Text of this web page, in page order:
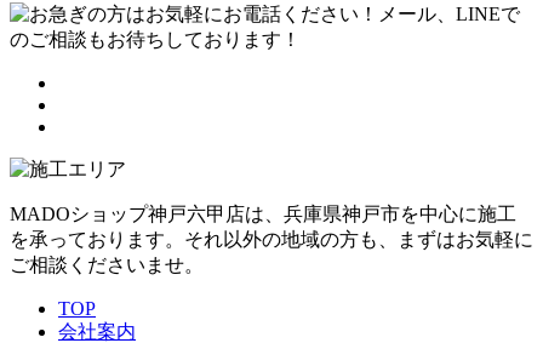
MADOショップ神戸六甲店は、兵庫県神戸市を中心に施工
を承っております。それ以外の地域の方も、まずはお気軽に
ご相談くださいませ。
TOP
会社案内